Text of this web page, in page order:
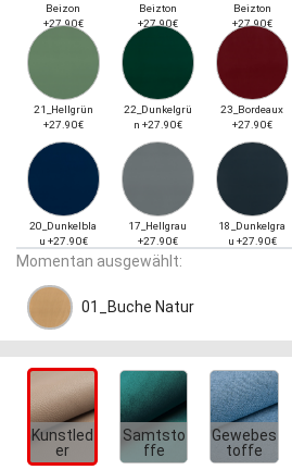
Beizon
+27.90€
Beizton
+27.90€
Beizton
+27.90€
21_Hellgrün
+27.90€
22_Dunkelgrü
n +27.90€
23_Bordeaux
+27.90€
20_Dunkelbla
u +27.90€
17_Hellgrau
+27.90€
18_Dunkelgra
u +27.90€
Momentan ausgewählt:
01_Buche Natur
Kunstled
er
Samtsto
ffe
Gewebes
toffe